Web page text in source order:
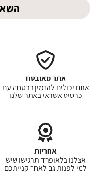
אתר מאובטח
אתם יכולים להזמין בבטחה עם
כרטיס אשראי באתר שלנו
אחריות
אצלנו בלאופרד תרגישו שיש
למי לפנות גם לאחר קנייתכם